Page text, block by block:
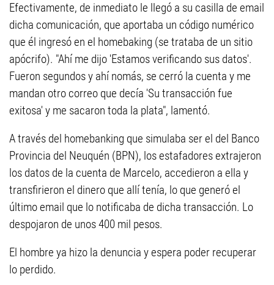
Efectivamente, de inmediato le llegó a su casilla de email
dicha comunicación, que aportaba un código numérico
que él ingresó en el homebaking (se trataba de un sitio
apócrifo). "Ahí me dijo 'Estamos verificando sus datos'.
Fueron segundos y ahí nomás, se cerró la cuenta y me
mandan otro correo que decía 'Su transacción fue
exitosa' y me sacaron toda la plata", lamentó.
A través del homebanking que simulaba ser el del Banco
Provincia del Neuquén (BPN), los estafadores extrajeron
los datos de la cuenta de Marcelo, accedieron a ella y
transfirieron el dinero que allí tenía, lo que generó el
último email que lo notificaba de dicha transacción. Lo
despojaron de unos 400 mil pesos.
El hombre ya hizo la denuncia y espera poder recuperar
lo perdido.